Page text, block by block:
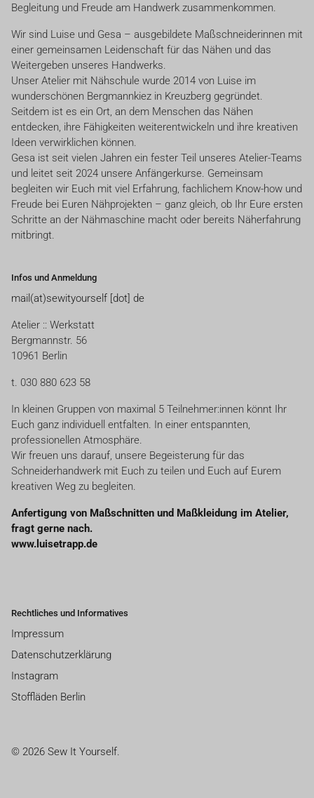
Begleitung und Freude am Handwerk zusammenkommen.
Wir sind Luise und Gesa – ausgebildete Maßschneiderinnen mit
einer gemeinsamen Leidenschaft für das Nähen und das
Weitergeben unseres Handwerks.
Unser Atelier mit Nähschule wurde 2014 von Luise im
wunderschönen Bergmannkiez in Kreuzberg gegründet.
Seitdem ist es ein Ort, an dem Menschen das Nähen
entdecken, ihre Fähigkeiten weiterentwickeln und ihre kreativen
Ideen verwirklichen können.
Gesa ist seit vielen Jahren ein fester Teil unseres Atelier-Teams
und leitet seit 2024 unsere Anfängerkurse. Gemeinsam
begleiten wir Euch mit viel Erfahrung, fachlichem Know-how und
Freude bei Euren Nähprojekten – ganz gleich, ob Ihr Eure ersten
Schritte an der Nähmaschine macht oder bereits Näherfahrung
mitbringt.
Infos und Anmeldung
mail(at)sewityourself [dot] de
Atelier :: Werkstatt
Bergmannstr. 56
10961 Berlin
t. 030 880 623 58
In kleinen Gruppen von maximal 5 Teilnehmer:innen könnt Ihr
Euch ganz individuell entfalten. In einer entspannten,
professionellen Atmosphäre.
Wir freuen uns darauf, unsere Begeisterung für das
Schneiderhandwerk mit Euch zu teilen und Euch auf Eurem
kreativen Weg zu begleiten.
Anfertigung von Maßschnitten und Maßkleidung im Atelier,
fragt gerne nach.
www.luisetrapp.de
Rechtliches und Informatives
Impressum
Datenschutzerklärung
Instagram
Stoffläden Berlin
© 2026 Sew It Yourself.